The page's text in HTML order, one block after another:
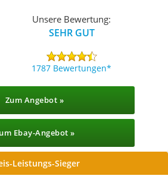
Unsere Bewertung:
SEHR GUT
1787 Bewertungen
Zum Angebot »
Ebay-Angebot »
Leistungs-Sieger